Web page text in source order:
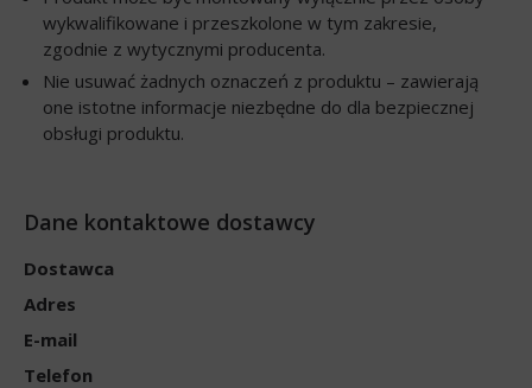
wykwalifikowane i przeszkolone w tym zakresie,
zgodnie z wytycznymi producenta.
Nie usuwać żadnych oznaczeń z produktu – zawierają
one istotne informacje niezbędne do dla bezpiecznej
obsługi produktu.
Dane kontaktowe dostawcy
Dostawca
Adres
E-mail
Telefon